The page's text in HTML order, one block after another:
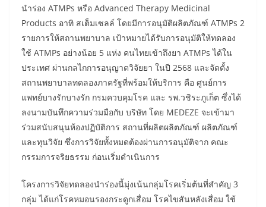
นำร่อง ATMPs หรือ Advanced Therapy Medicinal
Products อาทิ สเต็มเซลล์ โดยมีการอนุมัติผลิตภัณฑ์ ATMPs 2
รายการให้สถานพยาบาล เป้าหมายได้รับการอนุมัติให้ทดลอง
ใช้ ATMPs อย่างน้อย 5 แห่ง คนไทยเข้าถึงยา ATMPs ได้ใน
ประเทศ ผ่านกลไกการอนุญาตวิจัยยา ในปี 2568 และจัดตั้ง
สถานพยาบาลทดลองภาครัฐที่พร้อมให้บริการ คือ ศูนย์การ
แพทย์บางรักบางรัก กรมควบคุมโรค และ รพ.วชิระภูเก็ต ซึ่งได้
ลงนามบันทึกความร่วมมือกับ บริษัท โดย MEDEZE จะเข้ามา
ร่วมสนับสนุนห้องปฏิบัติการ สถานที่ผลิตผลิตภัณฑ์ ผลิตภัณฑ์
และทุนวิจัย ซึ่งการวิจัยทั้งหมดต้องผ่านการอนุมัติจาก คณะ
กรรมการจริยธรรม ก่อนเริ่มดำเนินการ
โครงการวิจัยทดลองนำร่องนี้มุ่งเน้นกลุ่มโรคเริ่มต้นที่สำคัญ 3
กลุ่ม ได้แก่โรคหมอนรองกระดูกเสื่อม โรคไขสันหลังเสื่อม ใช้